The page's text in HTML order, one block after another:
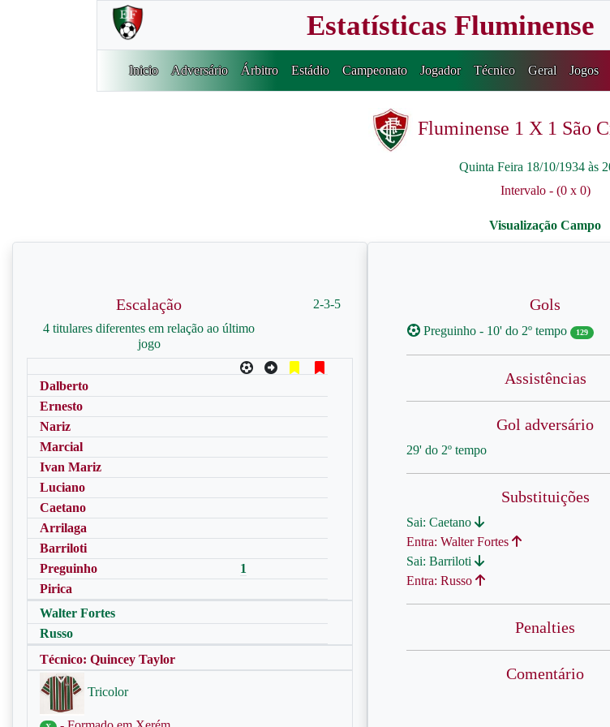
Estatísticas Fluminense
Inicio Adversário Árbitro Estádio Campeonato Jogador Técnico Geral Jogos
Fluminense 1 X 1 São
Quinta Feira 18/10/1934 às
Intervalo - (0 x 0)
Escalação
4 titulares diferentes em relação ao último
jogo
2-3-5
Dalberto
Ernesto
Nariz
Marcial
Ivan Mariz
Luciano
Caetano
Arrilaga
Barriloti
Preguinho
1
Pirica
Walter Fortes
Russo
Técnico: Quincey Taylor
Tricolor
Gols
Preguinho - 10' do 2º tempo 129
Assistências
Gol adversário
29' do 2º tempo
Substituições
Sai: Caetano
Entra: Walter Fortes
Sai: Barriloti
Entra: Russo
Penalties
Comentário